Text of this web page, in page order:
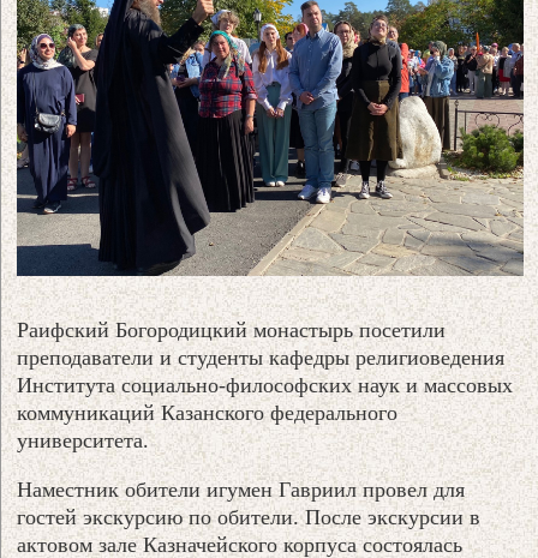
Раифский Богородицкий монастырь посетили
преподаватели и студенты кафедры религиоведения
Института социально-философских наук и массовых
коммуникаций Казанского федерального
университета.
Наместник обители игумен Гавриил провел для
гостей экскурсию по обители. После экскурсии в
актовом зале Казначейского корпуса состоялась